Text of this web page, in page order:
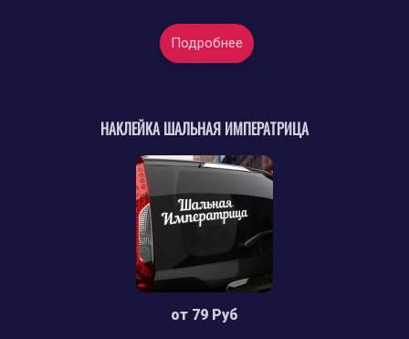
Подробнее
НАКЛЕЙКА ШАЛЬНАЯ ИМПЕРАТРИЦА
от 79 Руб